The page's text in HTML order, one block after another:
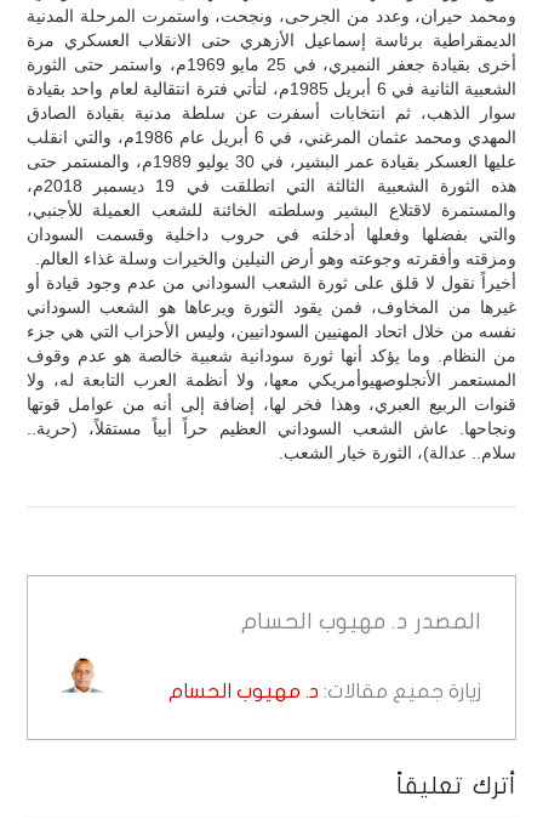
ومحمد حيران، وعدد من الجرحى، ونجحت، واستمرت المرحلة المدنية
الديمقراطية برئاسة إسماعيل الأزهري حتى الانقلاب العسكري مرة
أخرى بقيادة جعفر النميري، في 25 مايو 1969م، واستمر حتى الثورة
الشعبية الثانية في 6 أبريل 1985م، لتأتي فترة انتقالية لعام واحد بقيادة
سوار الذهب، ثم انتخابات أسفرت عن سلطة مدنية بقيادة الصادق
المهدي ومحمد عثمان المرغني، في 6 أبريل عام 1986م، والتي انقلب
عليها العسكر بقيادة عمر البشير، في 30 يوليو 1989م، والمستمر حتى
هذه الثورة الشعبية الثالثة التي انطلقت في 19 ديسمبر 2018م،
والمستمرة لاقتلاع البشير وسلطته الخائنة للشعب العميلة للأجنبي،
والتي بفضلها وفعلها أدخلته في حروب داخلية وقسمت السودان
ومزقته وأفقرته وجوعته وهو أرض النيلين والخيرات وسلة غذاء العالم.
أخيراً نقول لا قلق على ثورة الشعب السوداني من عدم وجود قيادة أو
غيرها من المخاوف، فمن يقود الثورة ويرعاها هو الشعب السوداني
نفسه من خلال اتحاد المهنيين السودانيين، وليس الأحزاب التي هي جزء
من النظام. وما يؤكد أنها ثورة سودانية شعبية خالصة هو عدم وقوف
المستعمر الأنجلوصهيوأمريكي معها، ولا أنظمة العرب التابعة له، ولا
قنوات الربيع العبري، وهذا فخر لها، إضافة إلى أنه من عوامل قوتها
ونجاحها. عاش الشعب السوداني العظيم حراً أبياً مستقلاً، (حرية..
سلام.. عدالة)، الثورة خيار الشعب.
المصدر د. مهيوب الحسام
زيارة جميع مقالات: د. مهيوب الحسام
أترك تعليقاً